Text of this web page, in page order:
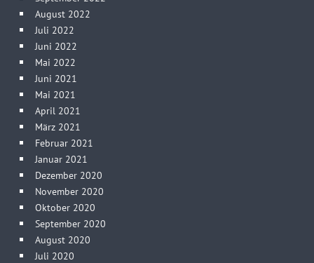
August 2022
Juli 2022
Juni 2022
Mai 2022
Juni 2021
Mai 2021
April 2021
März 2021
Februar 2021
Januar 2021
Dezember 2020
November 2020
Oktober 2020
September 2020
August 2020
Juli 2020